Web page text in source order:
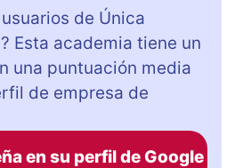
de Única
Esta academia tiene un
una puntuación media
de empresa de
en su perfil de Google